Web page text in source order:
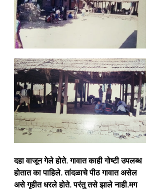
दहा वाजून गेले होते. गावात काही गोष्टी उपलब्ध
होतात का पाहिले. तांदळाचे पीठ गावात असेल
असे गृहीत धरले होते. परंतु तसे झाले नाही.मग